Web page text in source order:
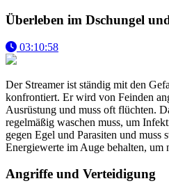
Überleben im Dschungel
03:10:58
Der Streamer ist ständig mit den
konfrontiert. Er wird von Feinden
Ausrüstung und muss oft flüchten.
regelmäßig waschen muss, um
gegen Egel und Parasiten und muss
Energiewerte im Auge behalten, um
Angriffe und Verteidigung